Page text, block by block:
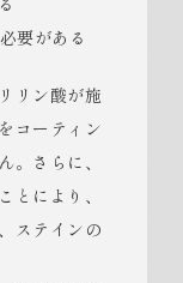
要がある
リン酸が施
コーティン
。さらに、
とにより、
ステインの